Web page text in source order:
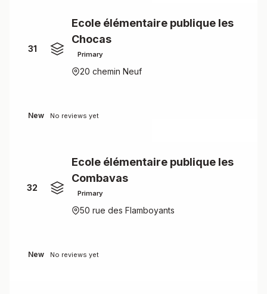
31
Ecole élémentaire publique les
Chocas
Primary
20 chemin Neuf
New No reviews yet
32
Ecole élémentaire publique les
Combavas
Primary
50 rue des Flamboyants
New No reviews yet